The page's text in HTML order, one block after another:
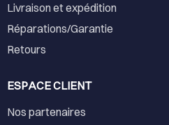
Livraison et expédition
Réparations/Garantie
Retours
ESPACE CLIENT
Nos partenaires